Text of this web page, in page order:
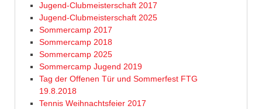
Jugend-Clubmeisterschaft 2017
Jugend-Clubmeisterschaft 2025
Sommercamp 2017
Sommercamp 2018
Sommercamp 2025
Sommercamp Jugend 2019
Tag der Offenen Tür und Sommerfest FTG
19.8.2018
Tennis Weihnachtsfeier 2017